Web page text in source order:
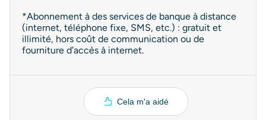
*Abonnement à des services de banque à distance
(internet, téléphone fixe, SMS, etc.) : gratuit et
illimité, hors coût de communication ou de
fourniture d’accès à internet.
Cela m'a aidé